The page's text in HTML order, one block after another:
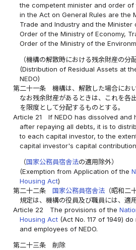
the competent minister and order
in the Act on General Rules are the
Trade and Industry and the Minister
Order of the Ministry of Economy,
Order of the Ministry of the
（機構の解散時における残余財産の分配
(Distribution of Residual Assets at
NEDO)
第二十一条
機構は、解散した場合にお
なお残余財産があるときは、これを各
を限度として分配するものとする。
Article 21
If NEDO has dissolved
after repaying all debts, it is to
to each capital investor, to the
capital investor's capital
（国家公務員宿舎法の適用除外）
(Exemption from Application of the
Housing Act)
第二十二条
国家公務員宿舎法 （昭和二
規定は、機構の役員及び職員には、適
Article 22
The provisions of the
Housing Act (Act No. 117 of 1949)
and employees of NEDO.
第二十三条
削除